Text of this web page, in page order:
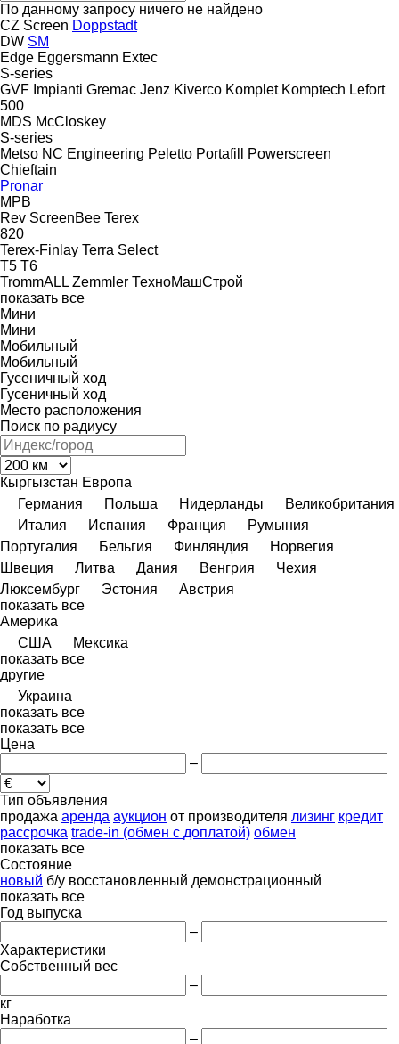
По данному запросу ничего не найдено
CZ Screen Doppstadt
DW SM
Edge Eggersmann Extec
S-series
GVF Impianti Gremac Jenz Kiverco Komplet Komptech Lefort
500
MDS McCloskey
S-series
Metso NC Engineering Peletto Portafill
Powerscreen
Chieftain
Pronar
MPB
Rev ScreenBee Terex
820
Terex-Finlay Terra Select
T5 T6
TrommALL Zemmler ТехноМашСтрой
показать все
Мини
Мини
Мобильный
Мобильный
Гусеничный ход
Гусеничный ход
Место расположения
Поиск по радиусу
Кыргызстан Европа
Германия
Польша Нидерланды
Великобритания
Италия
Испания Франция
Румыния
Португалия
Бельгия Финляндия
Норвегия
Швеция
Литва Дания Венгрия
Чехия
Люксембург
Эстония
Австрия
показать все
Америка
США
Мексика
показать все
другие
Украина
показать все
показать все
Цена
–
Тип объявления
продажа аренда аукцион от производителя лизинг кредит
рассрочка trade-in (обмен с доплатой) обмен
показать все
Состояние
новый б/у восстановленный демонстрационный
показать все
Год выпуска
–
Характеристики
Собственный вес
–
кг
Наработка
–